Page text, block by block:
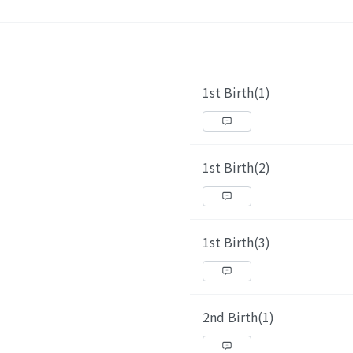
1st Birth(1)
1st Birth(2)
1st Birth(3)
2nd Birth(1)